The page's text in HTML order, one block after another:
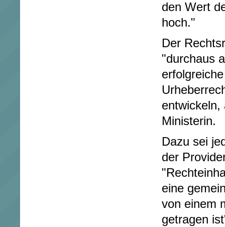
den Wert
hoch."
Der
"durchaus
entwickeln,
Ministerin.
Dazu sei
der
eine
von einem
getragen